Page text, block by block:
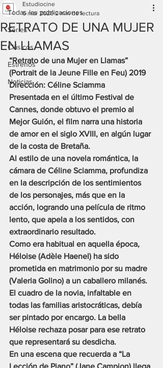
Todas las publicaciones
Series
Clásicos
Estrenos
Noticias
RETRATO DE UNA MUJER
EN LLAMAS
Estudiocine
6 mar 2020 2 min de lectura
“Retrato de una Mujer en Llamas”
(Portrait de la Jeune Fille en Feu) 2019
Dirección: Céline Sciamma
Presentada en el último Festival de
Cannes, donde obtuvo el premio al
Mejor Guión, el film narra una historia
de amor en el siglo XVIII, en algún lugar
de la costa de Bretaña.
Al estilo de una novela romántica, la
cámara de Céline Sciamma, profundiza
en la descripción de los sentimientos
de los personajes, más que en la
acción, logrando una película de ritmo
lento, que apela a los sentidos, con
extraordinario resultado.
Como era habitual en aquella época,
Héloise (Adèle Haenel) ha sido
prometida en matrimonio por su madre
(Valeria Golino) a un caballero milanés.
El cuadro de la novia, infaltable en
todas las familias aristocráticas, debía
ser pintado por encargo. La bella
Héloise rechaza posar para ese retrato
que representará su desdicha.
En una escena que recuerda a “La
Lección de Piano” (Jane Campion) llega